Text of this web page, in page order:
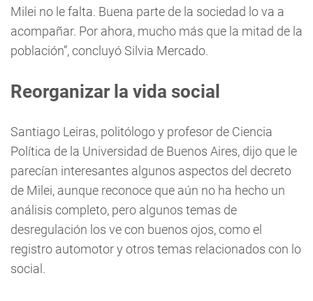
Milei no le falta. Buena parte de la sociedad lo va a
acompañar. Por ahora, mucho más que la mitad de la
población”, concluyó Silvia Mercado.
Reorganizar la vida social
Santiago Leiras, politólogo y profesor de Ciencia
Política de la Universidad de Buenos Aires, dijo que le
parecían interesantes algunos aspectos del decreto
de Milei, aunque reconoce que aún no ha hecho un
análisis completo, pero algunos temas de
desregulación los ve con buenos ojos, como el
registro automotor y otros temas relacionados con lo
social.